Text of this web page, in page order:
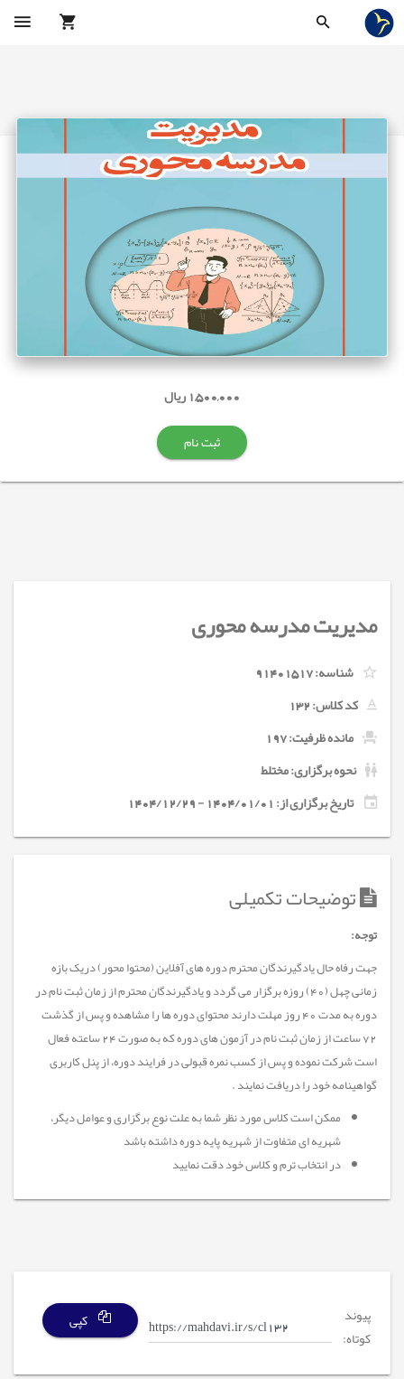
1,500,000 ریال
ثبت نام
مدیریت مدرسه محوری
شناسه:91401517
کد کلاس:132
مانده ظرفیت: 197
نحوه برگزاری: مختلط
تاریخ برگزاری از: 1404/01/01 - 1404/12/29
توضیحات تکمیلی
توجه:
جهت رفاه حال یادگیرندگان محترم دوره های آفلاین (محتوا محور) دریک بازه
زمانی چهل (40) روزه برگزار می گردد و یادگیرندگان محترم از زمان ثبت نام در
دوره به مدت 40 روز مهلت دارند محتوای دوره ها را مشاهده و پس از گذشت
72 ساعت از زمان ثبت نام در آزمون های دوره که به صورت 24 ساعته فعال
است شرکت نموده و پس از کسب نمره قبولی در فرایند دوره، از پنل کاربری
گواهینامه خود را دریافت نمایند .
ممکن است کلاس مورد نظر شما به علت نوع برگزاری و عوامل دیگر،
شهریه ای متفاوت از شهریه پایه دوره داشته باشد
در انتخاب ترم و کلاس خود دقت نمایید
پیوند
کوتاه:
کپی